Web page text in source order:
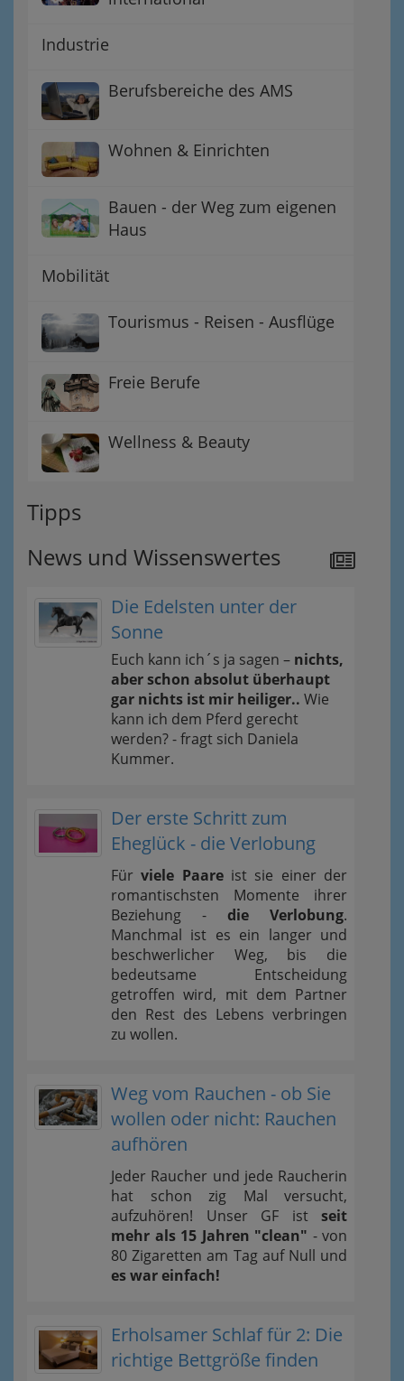
Industrie
Berufsbereiche des AMS
Wohnen & Einrichten
Bauen - der Weg zum eigenen
Haus
Mobilität
Tourismus - Reisen - Ausflüge
Freie Berufe
Wellness & Beauty
Tipps
News und Wissenswertes
Die Edelsten unter der
Sonne
Euch kann ich´s ja sagen – nichts,
aber schon absolut überhaupt
gar nichts ist mir heiliger.. Wie
kann ich dem Pferd gerecht
werden? - fragt sich Daniela
Kummer.
Der erste Schritt zum
Eheglück - die Verlobung
Fürviele Paareist sie einer der
romantischsten Momente ihrer
Beziehung - die Verlobung.
Manchmal ist es ein langer und
beschwerlicher Weg, bis die
bedeutsame Entscheidung
getroffen wird, mit dem Partner
den Rest des Lebens verbringen
zu wollen.
Weg vom Rauchen - ob Sie
wollen oder nicht: Rauchen
aufhören
Jeder Raucher und jede Raucherin
hat schon zig Mal versucht,
aufzuhören! Unser GF ist seit
mehr als 15 Jahren "clean" - von
80 Zigaretten am Tag auf Null und
es war einfach!
Erholsamer Schlaf für 2: Die
richtige Bettgröße finden